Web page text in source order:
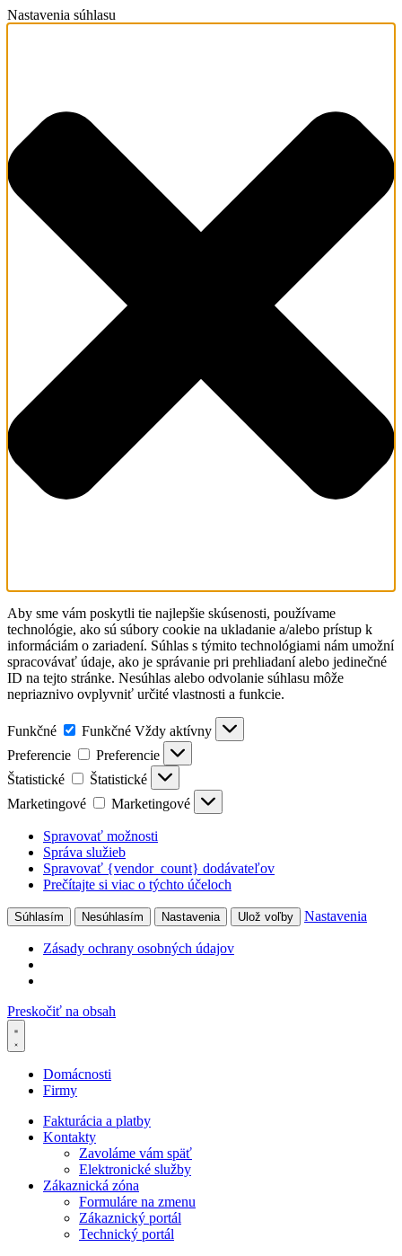
Nastavenia súhlasu
Aby sme vám poskytli tie najlepšie skúsenosti, používame
technológie, ako sú súbory cookie na ukladanie a/alebo prístup k
informáciám o zariadení. Súhlas s týmito technológiami nám umožní
spracovávať údaje, ako je správanie pri prehliadaní alebo jedinečné
ID na tejto stránke. Nesúhlas alebo odvolanie súhlasu môže
nepriaznivo ovplyvniť určité vlastnosti a funkcie.
Funkčné Funkčné Vždy aktívny
Preferencie
Preferencie
Štatistické
Štatistické
Marketingové
Marketingové
Spravovať možnosti
Správa služieb
Spravovať {vendor_count} dodávateľov
Prečítajte si viac o týchto účeloch
Súhlasím Nesúhlasím Nastavenia Ulož voľby Nastavenia
Zásady ochrany osobných údajov
Preskočiť na obsah
Domácnosti
Firmy
Fakturácia a platby
Kontakty
Zavoláme vám späť
Elektronické služby
Zákaznická zóna
Formuláre na zmenu
Zákaznický portál
Technický portál